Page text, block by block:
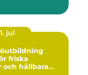
jul
friska
och hållbara